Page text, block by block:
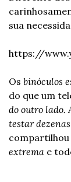
sua
https://
Os binóculos
do que um
do outro lado.
testar
compartilhou
extrema e